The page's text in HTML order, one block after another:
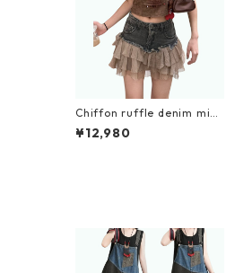
Chiffon ruffle denim mini
skirt D0194
¥12,980